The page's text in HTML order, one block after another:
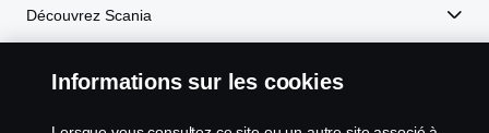
Découvrez Scania
En savoir plus
Informations sur les cookies